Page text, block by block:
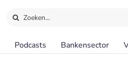
Zoeken…
Podcasts Bankensector